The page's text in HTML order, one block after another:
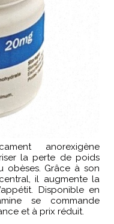
anorexigène
la perte de poids
obèses. Grâce à son
il augmente la
Disponible en
se commande
et à prix réduit.